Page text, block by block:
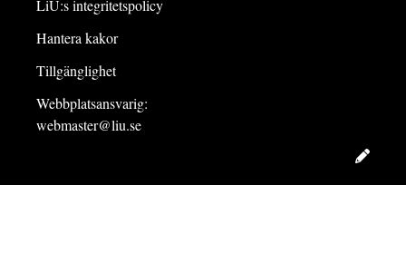
LiU:s integritetspolicy
Hantera kakor
Tillgänglighet
Webbplatsansvarig:
webmaster@liu.se